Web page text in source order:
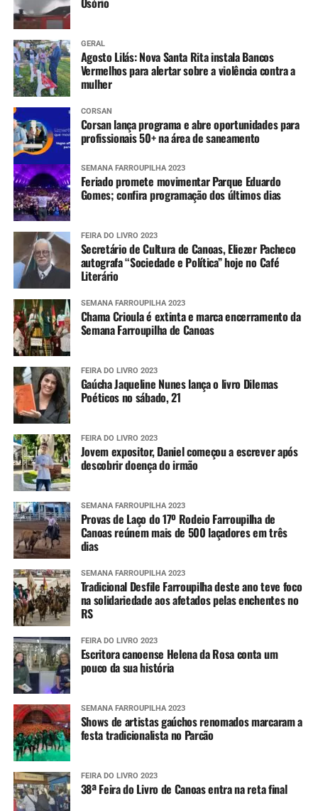
GERAL
Agosto Lilás: Nova Santa Rita instala Bancos
Vermelhos para alertar sobre a violência contra a
mulher
CORSAN
Corsan lança programa e abre oportunidades para
profissionais 50+ na área de saneamento
SEMANA FARROUPILHA 2023
Feriado promete movimentar Parque Eduardo
Gomes; confira programação dos últimos dias
FEIRA DO LIVRO 2023
Secretário de Cultura de Canoas, Eliezer Pacheco
autografa “Sociedade e Política” hoje no Café
Literário
SEMANA FARROUPILHA 2023
Chama Crioula é extinta e marca encerramento da
Semana Farroupilha de Canoas
FEIRA DO LIVRO 2023
Gaúcha Jaqueline Nunes lança o livro Dilemas
Poéticos no sábado, 21
FEIRA DO LIVRO 2023
Jovem expositor, Daniel começou a escrever após
descobrir doença do irmão
SEMANA FARROUPILHA 2023
Provas de Laço do 17º Rodeio Farroupilha de
Canoas reúnem mais de 500 laçadores em três
dias
SEMANA FARROUPILHA 2023
Tradicional Desfile Farroupilha deste ano teve foco
na solidariedade aos afetados pelas enchentes no
RS
FEIRA DO LIVRO 2023
Escritora canoense Helena da Rosa conta um
pouco da sua história
SEMANA FARROUPILHA 2023
Shows de artistas gaúchos renomados marcaram a
festa tradicionalista no Parcão
FEIRA DO LIVRO 2023
38ª Feira do Livro de Canoas entra na reta final